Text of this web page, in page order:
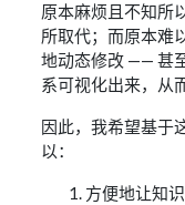
原本麻烦且不知所
所取代；而原本难
地动态修改 —— 甚
系可视化出来，从
因此，我希望基于
以：
方便地让知